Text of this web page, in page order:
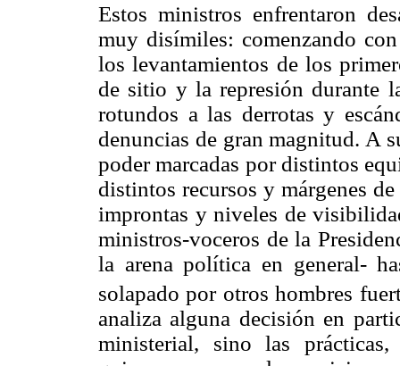
Estos ministros enfrentaron
muy disímiles: comenzando
los levantamientos de los
de sitio y la represión durante
rotundos a las derrotas y
denuncias de gran magnitud. A
poder marcadas por distintos
distintos recursos y márgenes
improntas y niveles de
ministros-voceros de la
la arena política en general-
solapado por otros hombres
analiza alguna decisión en
ministerial, sino las